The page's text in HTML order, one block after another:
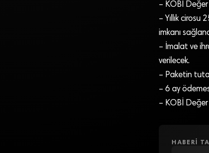
– KOBİ Değer
– Yıllık
imkanı
– İmalat ve
verilecek.
– Paketin
– 6 ay
– KOBİ Değer
HABERI